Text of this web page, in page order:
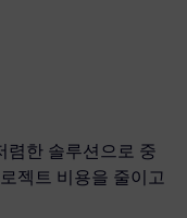
렴한 솔루션으로 중
젝트 비용을 줄이고